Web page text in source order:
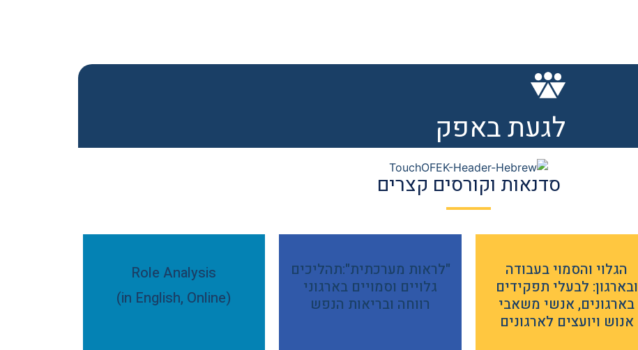
לגעת באפק
סדנאות וקורסים קצרים
הגלוי והסמוי בעבודה
ובארגון: לבעלי תפקידים
בארגונים, אנשי משאבי
אנוש ויועצים לארגונים
"לראות מערכתית":תהליכים
גלויים וסמויים בארגוני
רווחה ובריאות הנפש
Role Analysis
(in English, Online)